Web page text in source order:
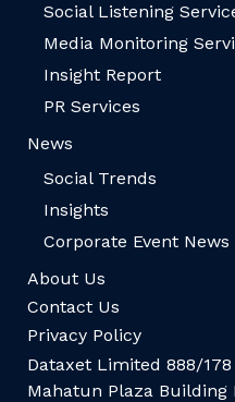
Social Listening
Media Monitoring
Insight Report
PR Services
News
Social Trends
Insights
Corporate Event News
About Us
Contact Us
Privacy Policy
Dataxet Limited 888/
Mahatun Plaza